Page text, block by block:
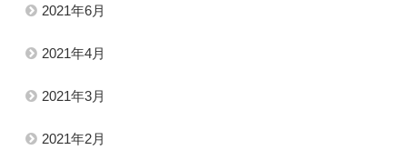
2021年6月
2021年4月
2021年3月
2021年2月